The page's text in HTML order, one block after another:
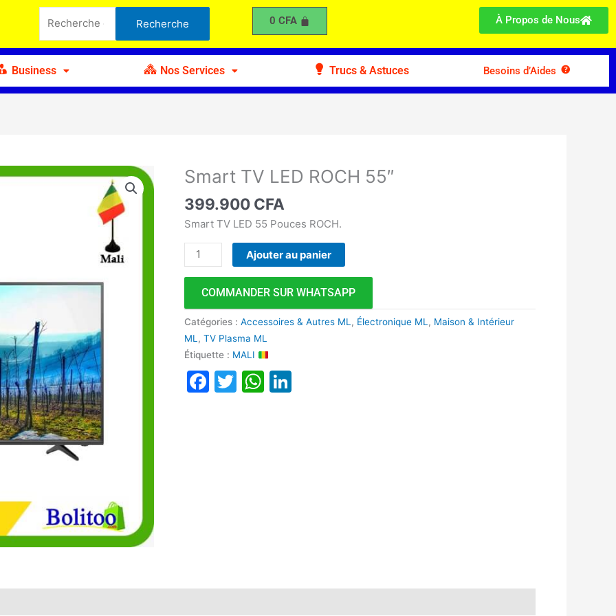
pour :
Recherche 0 CFA À Propos de Nous
Business Nos Services Trucs & Astuces Besoins d’Aides
Smart TV LED ROCH 55″
399.900 CFA
Smart TV LED 55 Pouces ROCH.
quantité
Smart
TV
ROCH
Ajouter au panier
COMMANDER SUR WHATSAPP
Catégories :Accessoires & Autres ML, Électronique ML, Maison & Intérieur
ML,TV Plasma ML
Étiquette : MALI
Facebook
TwitterWhatsApp
55"